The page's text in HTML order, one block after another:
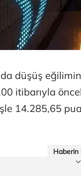
düşüş
itibarıyla
14.285,65
Haberin